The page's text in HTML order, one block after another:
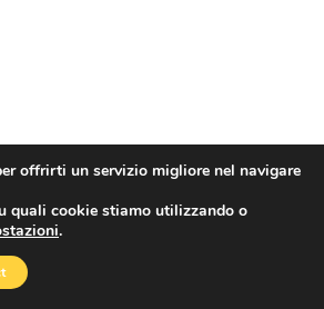
offrirti un servizio migliore nel navigare
quali cookie stiamo utilizzando o
.